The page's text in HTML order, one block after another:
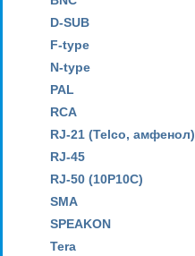
D-SUB
F-type
N-type
PAL
RCA
RJ-21 (Telco, амфенол)
RJ-45
RJ-50 (10P10C)
SMA
SPEAKON
Tera